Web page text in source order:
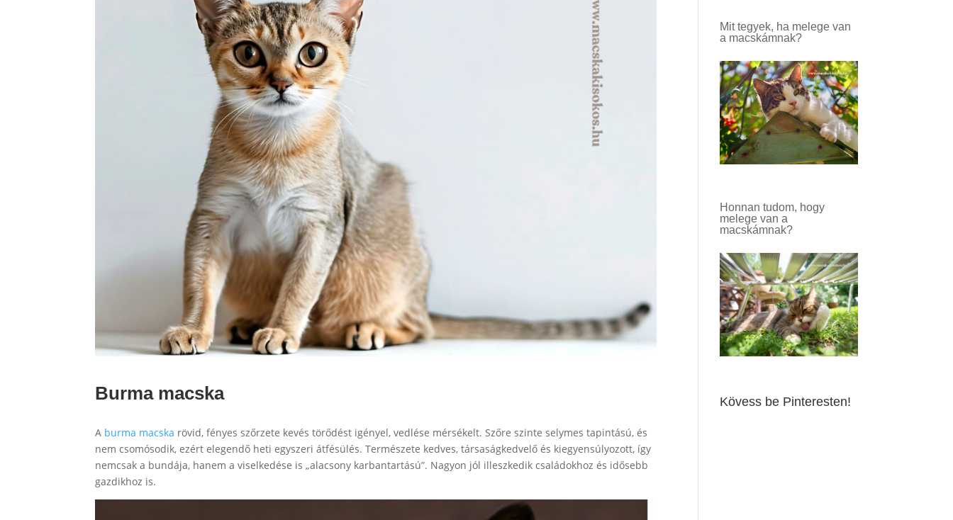
Burma macska
A burma macska rövid, fényes szőrzete kevés törődést igényel, vedlése mérsékelt. Szőre szinte selymes tapintású, és
nem csomósodik, ezért elegendő heti egyszeri átfésülés. Természete kedves, társaságkedvelő és kiegyensúlyozott, így
nemcsak a bundája, hanem a viselkedése is „alacsony karbantartású”. Nagyon jól illeszkedik családokhoz és idősebb
gazdikhoz is.
Mit tegyek, ha melege van
a macskámnak?
Honnan tudom, hogy
melege van a
macskámnak?
Kövess be Pinteresten!